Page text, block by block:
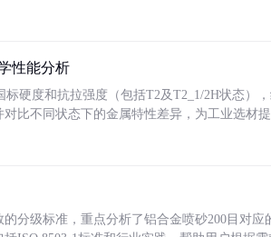
性能分析
硬度和抗拉强度（包括T2及T2_1/2H状态）
比不同状态下的金属特性差异，为工业选材提
分级标准，重点分析了铝合金喷砂200目对应